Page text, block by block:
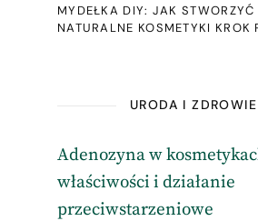
MYDEŁKA DIY: JAK STWORZYĆ
NATURALNE KOSMETYKI KROK
URODA I ZDROWIE
Adenozyna w
właściwości i działanie
przeciwstarzeniowe